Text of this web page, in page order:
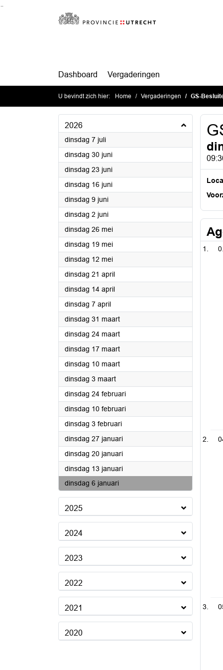
Ga naar de inhoud van deze pagina
Ga naar het zoeken
Ga naar het menu
Dashboard Vergaderingen
U bevindt zich hier: Home Vergaderingen GS-
2026
dinsdag 7 juli2026
dinsdag 30 juni2026
dinsdag 23 juni2026
dinsdag 16 juni2026
dinsdag 9 juni2026
dinsdag 2 juni2026
dinsdag 26 mei2026
dinsdag 19 mei2026
dinsdag 12 mei2026
dinsdag 21 april2026
dinsdag 14 april2026
dinsdag 7 april2026
dinsdag 31 maart2026
dinsdag 24 maart2026
dinsdag 17 maart2026
dinsdag 10 maart2026
dinsdag 3 maart2026
dinsdag 24 februari2026
dinsdag 10 februari2026
dinsdag 3 februari2026
dinsdag 27 januari2026
dinsdag 20 januari2026
dinsdag 13 januari2026
dinsdag 6 januari2026
2025
2024
2023
2022
2021
2020